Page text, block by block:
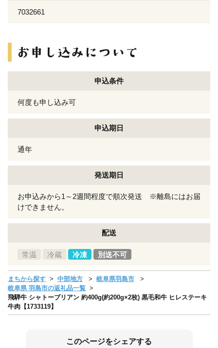
7032661
申込条件
何度も申し込み可
申込期日
通年
発送期日
お申込みから1～2週間程度で順次発送 ※離島にはお届
けできません。
配送
常温 冷蔵 冷凍 別送不可
まちから探す 中部地方
岐阜県羽島市
岐阜県 羽島市の返礼品一覧
飛騨牛 シャトーブリアン 約400g(約200g×2枚) 黒毛和牛 ヒレステーキ
牛肉【1733119】
このページをシェアする